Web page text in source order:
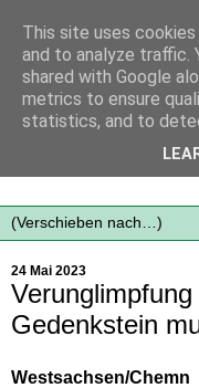
Mit frischen Themen
24 Mai 2023
Gedenkstein
Westsachsen/Chemn
This site uses
and to analyze traffic.
shared with Google
metrics to ensure
statistics, and to